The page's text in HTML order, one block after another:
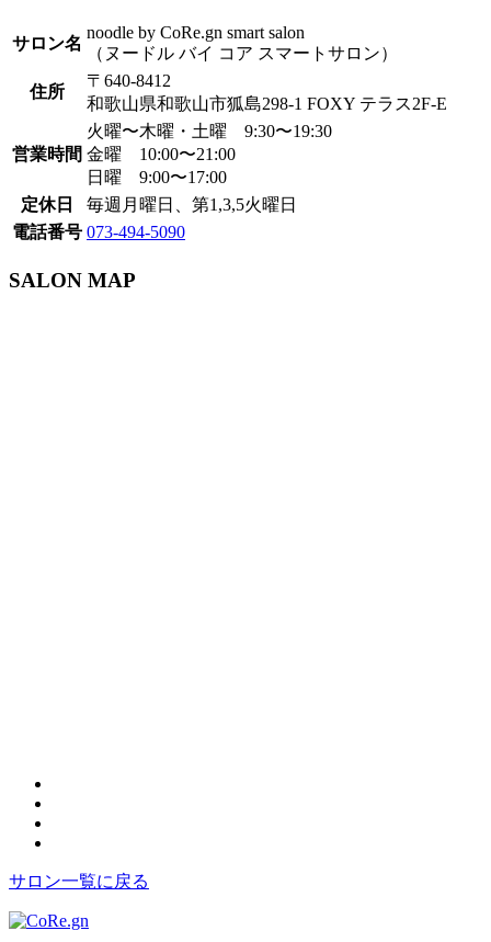
サロン名
noodle by CoRe.gn smart salon
（ヌードル バイ コア スマートサロン）
住所
〒640-8412
和歌山県和歌山市狐島298-1 FOXY テラス2F-E
営業時間
火曜〜木曜・土曜 9:30〜19:30
金曜 10:00〜21:00
日曜 9:00〜17:00
定休日
毎週月曜日、第1,3,5火曜日
電話番号 073-494-5090
SALON MAP
サロン一覧に戻る